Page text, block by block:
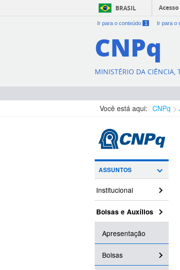
BRASIL
Ir para o conteúdo 1 Ir para o
CNPq
MINISTÉRIO DA CIÊNCIA,
Você está aqui: CNPq
ASSUNTOS
Institucional
Bolsas e Auxílios
Apresentação
Bolsas